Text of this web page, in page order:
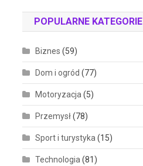
POPULARNE KATEGORIE
Biznes (59)
Dom i ogród (77)
Motoryzacja(5)
Przemysł(78)
Sport i turystyka(15)
Technologia(81)